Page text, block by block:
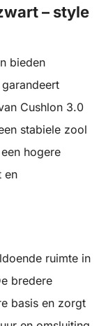
– style
bieden
Cushlon 3.0
stabiele zool
hogere
en
ruimte in
bredere
basis en zorgt